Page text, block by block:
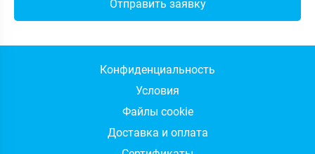
Конфиденциальность
Условия
Файлы cookie
Доставка и оплата